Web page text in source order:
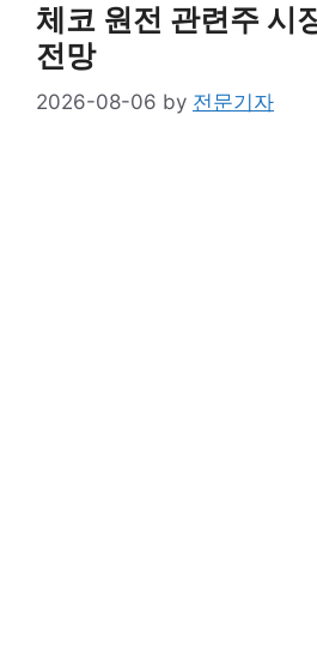
체코 원전 관련주 시
전망
2026-08-06 by 전문기자